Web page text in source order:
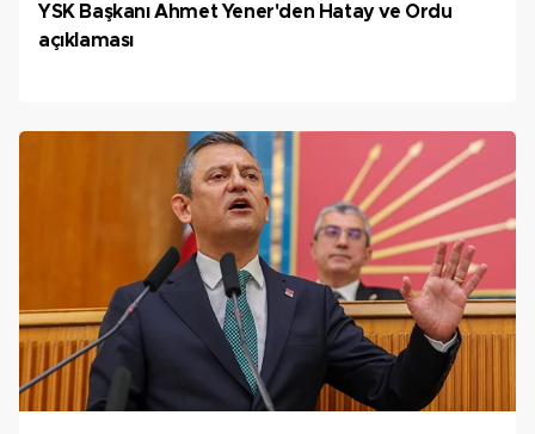
YSK Başkanı Ahmet Yener'den Hatay ve Ordu
açıklaması